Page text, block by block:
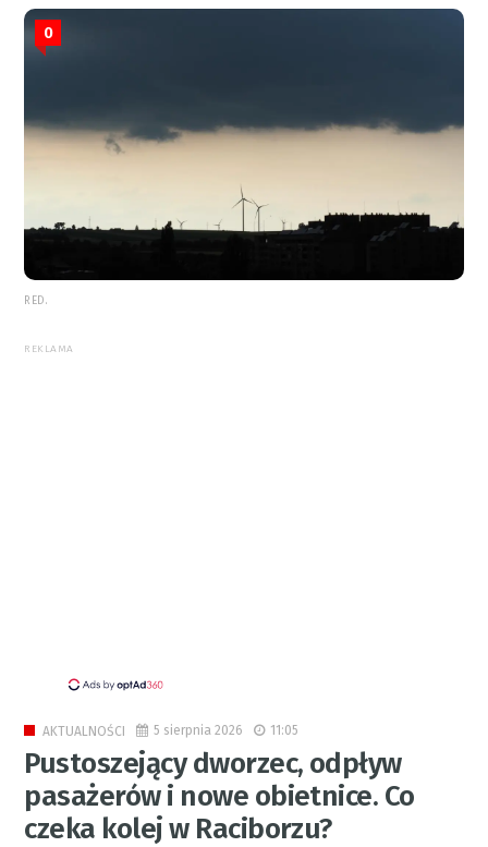
0
RED.
REKLAMA
AKTUALNOŚCI 5 sierpnia 2026 11:05
Pustoszejący dworzec, odpływ
pasażerów i nowe obietnice. Co
czeka kolej w Raciborzu?